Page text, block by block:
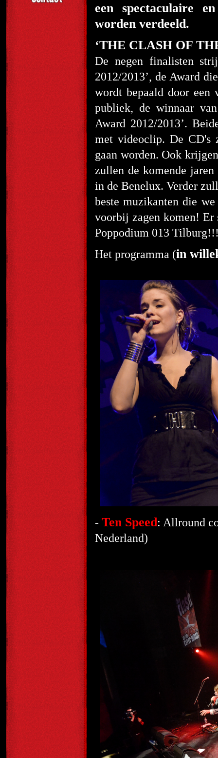
een spectaculaire
worden verdeeld.
‘THE CLASH OF
De negen finalisten
2012/2013’, de Award
wordt bepaald door een
publiek, de winnaar
Award 2012/2013’.
met videoclip. De CD's
gaan worden. Ook
zullen de komende
in de Benelux. Verder
beste muzikanten die
voorbij zagen komen! Er
Poppodium 013
Het programma (in
- Ten Speed: Allround
Nederland)